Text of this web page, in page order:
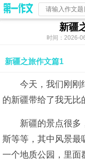
新疆
时间：2026-
新疆之旅作文篇1
今天，我们刚刚
的新疆带给了我无比
新疆的景点很多
斯等等，其中风景最
一个地质公园，里面